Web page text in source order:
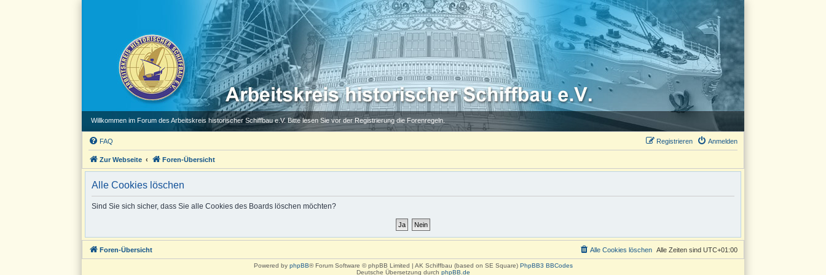
Willkommen im Forum des Arbeitskreis historischer Schiffbau e.V. Bitte lesen Sie vor der Registrierung die Forenregeln.
FAQ Anmelden
Registrieren
Zur Webseite Foren-Übersicht
Alle Cookies löschen
Sind Sie sich sicher, dass Sie alle Cookies des Boards löschen möchten?
Foren-Übersicht Alle Zeiten sind UTC+01:00
Alle Cookies löschen
Powered by phpBB® Forum Software © phpBB Limited | AK Schiffbau (based on SE Square) PhpBB3 BBCodes
Deutsche Übersetzung durch phpBB.de